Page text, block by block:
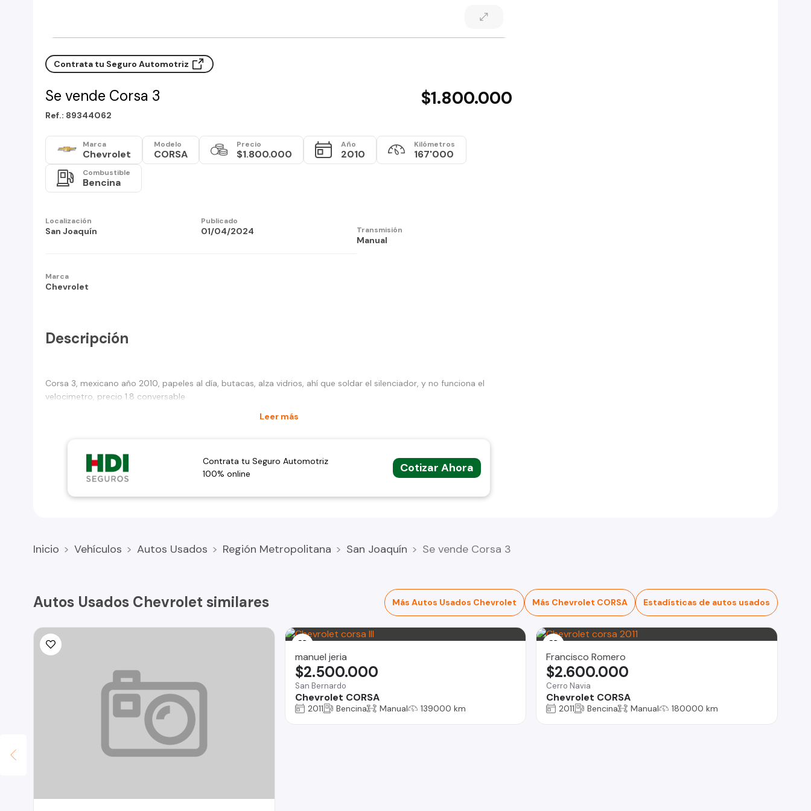
Contrata tu Seguro Automotriz
Se vende Corsa 3 $1.800.000
Ref.: 89344062
Marca
Chevrolet
Modelo
CORSA
Precio
$1.800.000
Año
2010
Kilómetros
167'000
Combustible
Bencina
Localización
San Joaquín
Publicado
01/04/2024 Transmisión
Manual
Marca
Chevrolet
Descripción
Corsa 3, mexicano año 2010, papeles al día, butacas, alza vidrios, ahí que soldar el silenciador, y no funciona el
velocimetro, precio 1.8 conversable
Leer más
Contrata tu Seguro Automotriz
100% online
Cotizar Ahora
Inicio Vehículos Autos Usados Región Metropolitana San Joaquín Se vende Corsa 3
Autos Usados Chevrolet similares Más Autos Usados Chevrolet Más Chevrolet CORSA Estadísticas de autos usados
manuel jeria
San Bernardo
Chevrolet CORSA
$2.500.000
2011 Bencina Manual 139000 km
Francisco Romero
Cerro Navia
Chevrolet CORSA
$2.600.000
2011 Bencina Manual 180000 km